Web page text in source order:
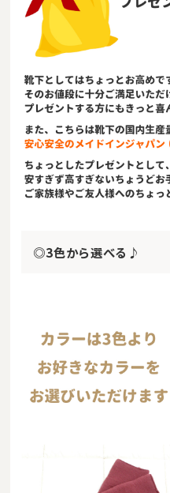
◎3色から選べる♪